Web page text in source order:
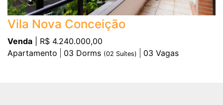
Vila Nova Conceição
Venda | R$ 4.240.000,00
Apartamento
03 Dorms (02 Suítes) 03 Vagas